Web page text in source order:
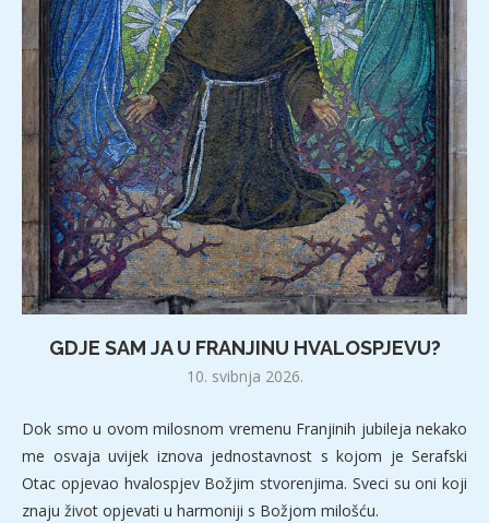
GDJE SAM JA U FRANJINU HVALOSPJEVU?
10. svibnja 2026.
Dok smo u ovom milosnom vremenu Franjinih jubileja nekako
me osvaja uvijek iznova jednostavnost s kojom je Serafski
Otac opjevao hvalospjev Božjim stvorenjima. Sveci su oni koji
znaju život opjevati u harmoniji s Božjom milošću.